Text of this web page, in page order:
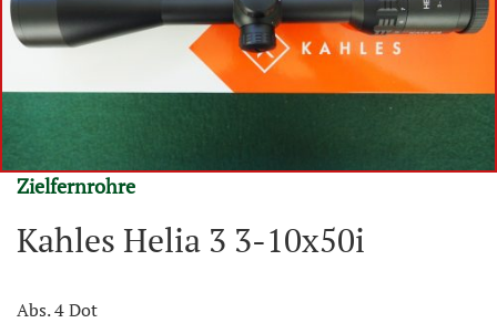
Zielfernrohre
Kahles Helia 3 3-10x50i
Abs. 4 Dot